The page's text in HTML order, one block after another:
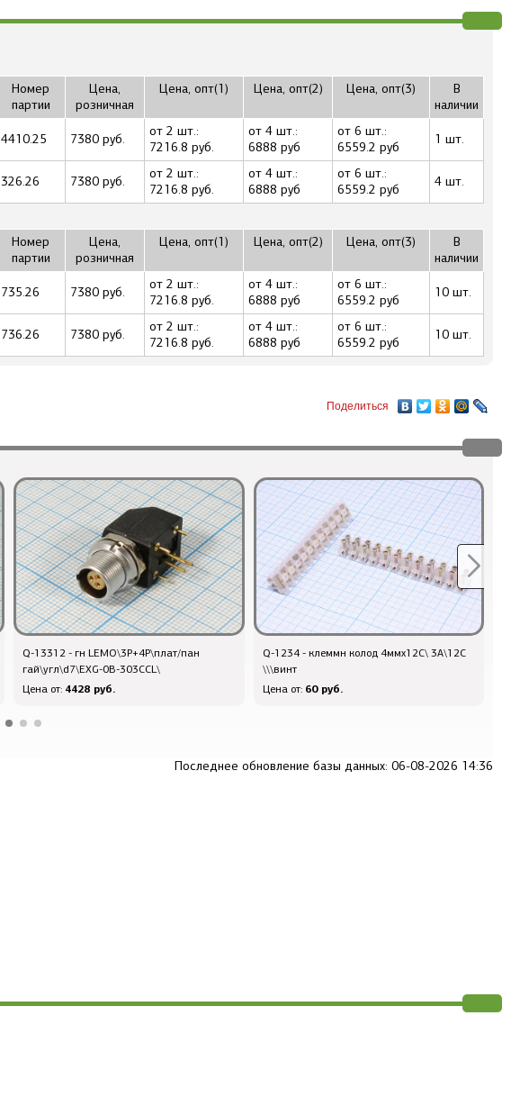
Номер
партии
Цена,
розничная
Цена, опт(1) Цена, опт(2) Цена, опт(3)
В
наличии
4410.25 7380 руб.
от 2 шт.:
7216.8 руб.
от 4 шт.:
6888 руб
от 6 шт.:
6559.2 руб
1 шт.
326.26 7380 руб.
от 2 шт.:
7216.8 руб.
от 4 шт.:
6888 руб
от 6 шт.:
6559.2 руб
4 шт.
Номер
партии
Цена,
розничная
Цена, опт(1) Цена, опт(2) Цена, опт(3)
В
наличии
735.26 7380 руб.
от 2 шт.:
7216.8 руб.
от 4 шт.:
6888 руб
от 6 шт.:
6559.2 руб
10 шт.
736.26 7380 руб.
от 2 шт.:
7216.8 руб.
от 4 шт.:
6888 руб
от 6 шт.:
6559.2 руб
10 шт.
Поделиться
Q-13312 - гн LEMO\3P+4P\плат/пан
гай\угл\d7\EXG-0B-303CCL\
Цена от: 4428 руб.
Q-1234 - клеммн колод 4ммx12C\ 3А\12C
\\\винт
Цена от: 60 руб.
Последнее обновление базы данных: 06-08-2026 14:36